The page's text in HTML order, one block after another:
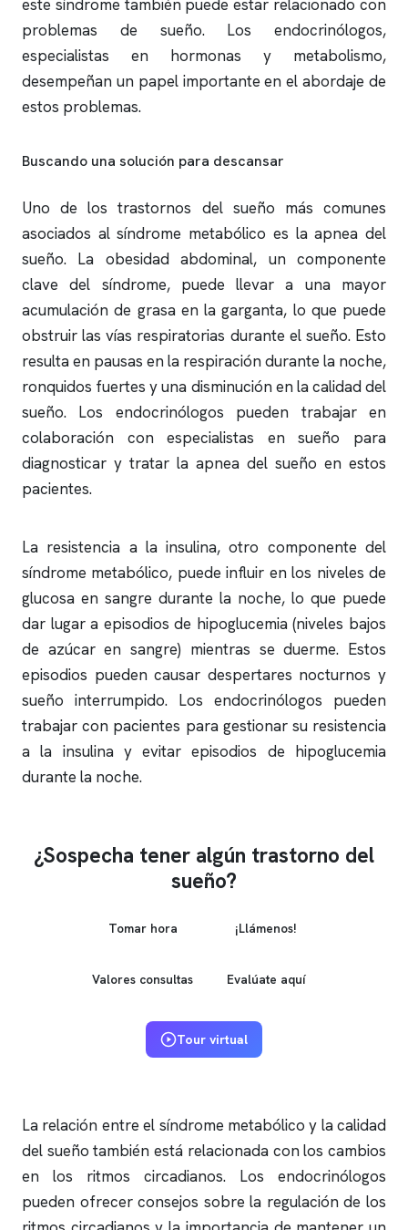
este síndrome también puede estar relacionado con
problemas de sueño. Los endocrinólogos,
especialistas en hormonas y metabolismo,
desempeñan un papel importante en el abordaje de
estos problemas.
Buscando una solución para descansar
Uno de los trastornos del sueño más comunes
asociados al síndrome metabólico es laapnea del
sueño. La obesidad abdominal, un componente
clave del síndrome, puede llevar a una mayor
acumulación de grasa en la garganta, lo que puede
obstruir las vías respiratorias durante el sueño. Esto
resulta en pausas en la respiración durante la noche,
ronquidos fuertes y una disminución en la calidad del
sueño. Los endocrinólogos pueden trabajar en
colaboración con especialistas en sueño para
diagnosticar y tratar la apnea del sueño en estos
pacientes.
La resistencia a la insulina, otro componente del
síndrome metabólico, puede influir en los niveles de
glucosa en sangre durante la noche, lo que puede
dar lugar a episodios de hipoglucemia (niveles bajos
de azúcar en sangre) mientras se duerme. Estos
episodios pueden causar despertares nocturnos y
sueño interrumpido. Los endocrinólogos pueden
trabajar con pacientes para gestionar su resistencia
a la insulina y evitar episodios de hipoglucemia
durante la noche.
¿Sospecha tener algún trastorno del
sueño?
Tomar hora ¡Llámenos!
Valores consultas Evalúate aquí
Tour virtual
La relación entre el síndrome metabólico y la calidad
del sueño también está relacionada con los cambios
en los ritmos circadianos. Los endocrinólogos
pueden ofrecer consejos sobre la regulación de los